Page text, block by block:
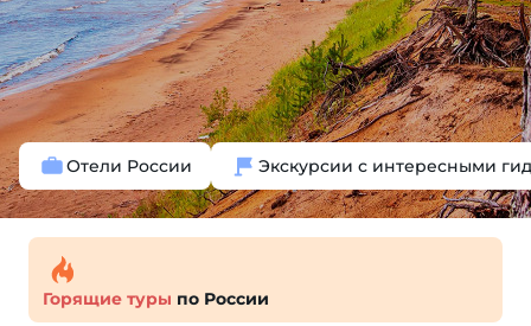
Отели России Экскурсии с интересными
Горящие туры по России